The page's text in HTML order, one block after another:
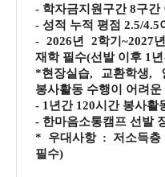
- 학자금지원구간 8구간
- 성적 누적 평점 2.5/4.5
- 2026년 2학기~2027
재학 필수(선발 이후 1
*현장실습, 교환학생,
봉사활동 수행이 어려
- 1년간 120시간 봉사활
- 한마음소통캠프 선발
* 우대사항 : 저소득층
필수)